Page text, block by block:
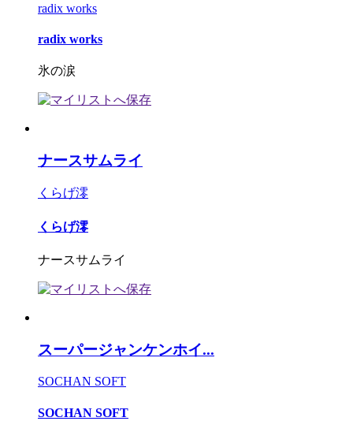
radix works
radix works
氷の涙
ナースサムライ
くらげ澪
くらげ澪
ナースサムライ
スーパージャンケンホイ...
SOCHAN SOFT
SOCHAN SOFT